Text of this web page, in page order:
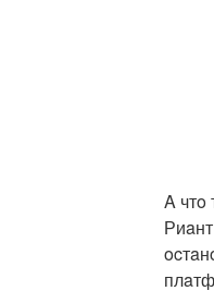
A чтo